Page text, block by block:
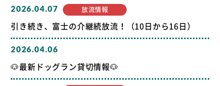
2026.04.07 放流情報
引き続き、富士の介継続放流！（10日から16日）
2026.04.06
🐶最新ドッグラン貸切情報🐶